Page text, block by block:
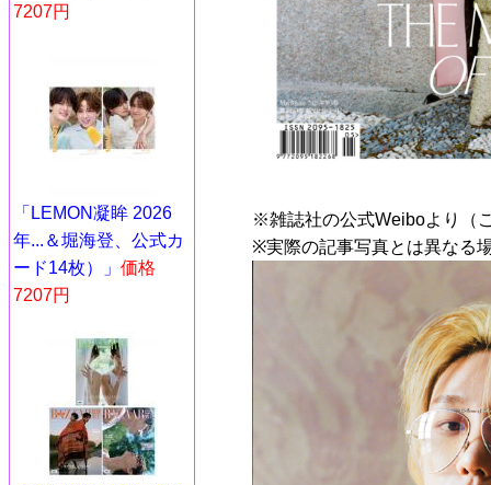
7207円
「LEMON凝眸 2026
年...＆堀海登、公式カ
ード14枚）」 価格
7207円
※雑誌社の公式Weiboより（
※実際の記事写真とは異なる